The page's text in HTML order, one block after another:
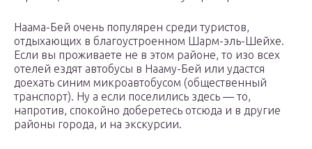
Наама-Бей очень популярен среди туристов,
отдыхающих в благоустроенном Шарм-эль-Шейхе.
Если вы проживаете не в этом районе, то изо всех
отелей ездят автобусы в Нааму-Бей или удастся
доехать синим микроавтобусом (общественный
транспорт). Ну а если поселились здесь — то,
напротив, спокойно доберетесь отсюда и в другие
районы города, и на экскурсии.